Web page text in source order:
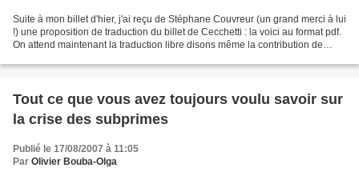
Suite à mon billet d'hier, j'ai reçu de Stéphane Couvreur (un grand merci à lui
!) une proposition de traduction du billet de Cecchetti : la voici au format pdf.
On attend maintenant la traduction libre disons même la contribution de
Tout ce que vous avez toujours voulu savoir sur
la crise des subprimes
Publié le 17/08/2007 à 11:05
Par Olivier Bouba-Olga